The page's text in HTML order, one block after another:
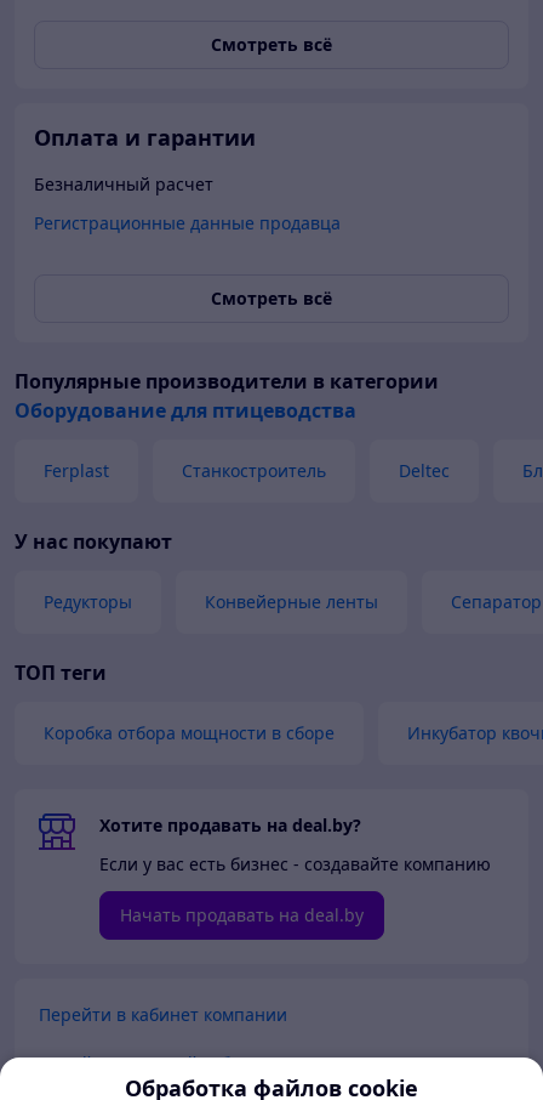
Смотреть всё
Оплата и гарантии
Безналичный расчет
Регистрационные данные продавца
Смотреть всё
Популярные производители в категории
Оборудование для птицеводства
Ferplast Станкостроитель Deltec
У нас покупают
Редукторы Конвейерные ленты
ТОП теги
Коробка отбора мощности в сборе Инкубатор
Хотите продавать на deal.by?
Если у вас есть бизнес - создавайте компанию
Начать продавать на deal.by
Перейти в кабинет компании
Перейти в личный кабинет
Обработка файлов cookie